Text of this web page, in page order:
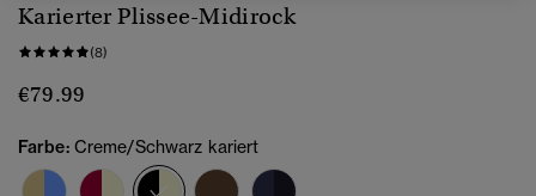
Karierter Plissee-Midirock
(8)
€79.99
Farbe: Creme/Schwarz kariert
Ausgewählt